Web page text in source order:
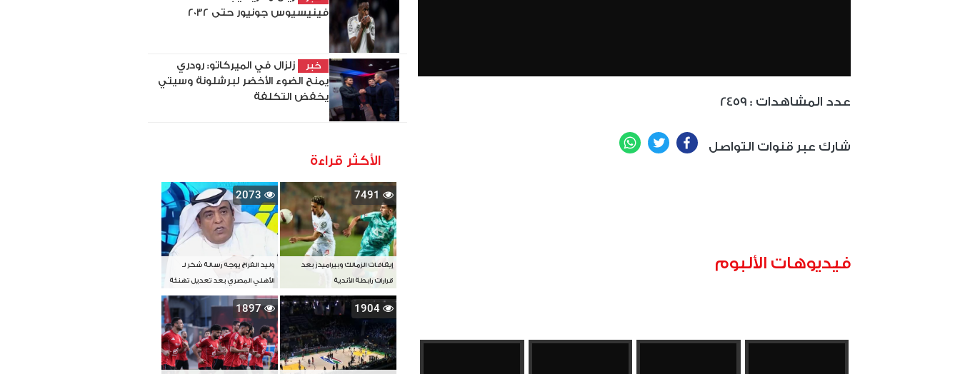
2459 : عدد المشاهدات
شارك عبر قنوات التواصل Facebook
Twitter
WhatsApp
فيديوهات الألبوم
فينيسيوس جونيور حتى 2032
خبر
زلزال في الميركاتو: رودري
يمنح الضوء الأخضر لبرشلونة وسيتي
يخفض التكلفة
الأكثر قراءة
7491
إيقافات الزمالك وبيراميدز بعد
قرارات رابطة الأندية
2073
وليد الفراج يوجه رسالة شكر لـ
الأهلي المصري بعد تعديل تهنئة
بطل آسيا
1904
1897